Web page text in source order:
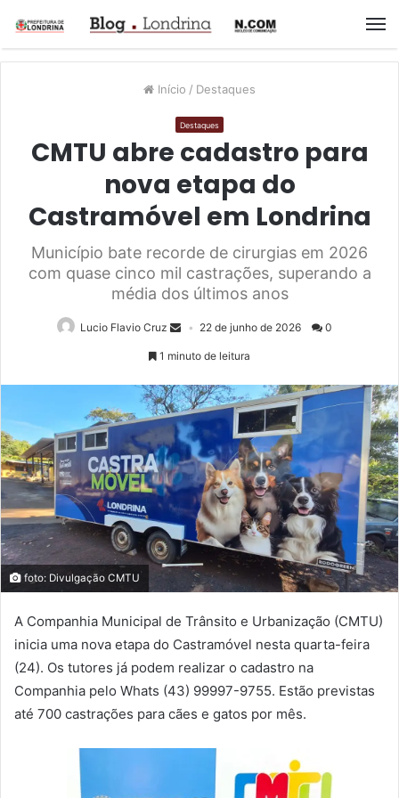
Início / Destaques
Destaques
CMTU abre cadastro para
nova etapa do
Castramóvel em Londrina
Município bate recorde de cirurgias em 2026
com quase cinco mil castrações, superando a
média dos últimos anos
Lucio Flavio Cruz 22 de junho de 2026 0
1 minuto de leitura
foto: Divulgação CMTU
A Companhia Municipal de Trânsito e Urbanização (CMTU)
inicia uma nova etapa do Castramóvel nesta quarta-feira
(24). Os tutores já podem realizar o cadastro na
Companhia pelo Whats (43) 99997-9755. Estão previstas
até 700 castrações para cães e gatos por mês.